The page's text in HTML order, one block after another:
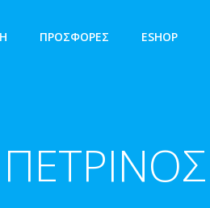
ΠΡΟΣΦΟΡΕΣ ESHOP